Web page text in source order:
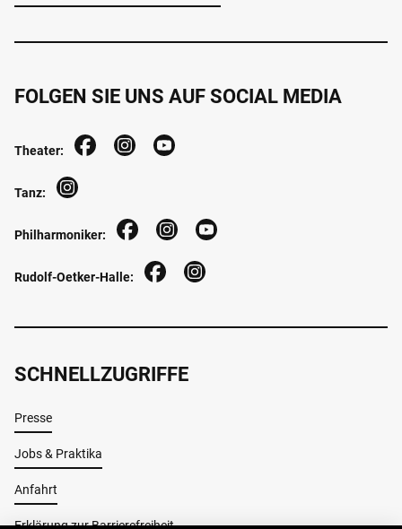
SCHNELLZUGRIFFE
Presse
Jobs & Praktika
Anfahrt
Erklärung zur Barrierefreiheit
FOLGEN SIE UNS AUF SOCIAL MEDIA
Theater:
Tanz:
Philharmoniker:
Rudolf-Oetker-Halle: